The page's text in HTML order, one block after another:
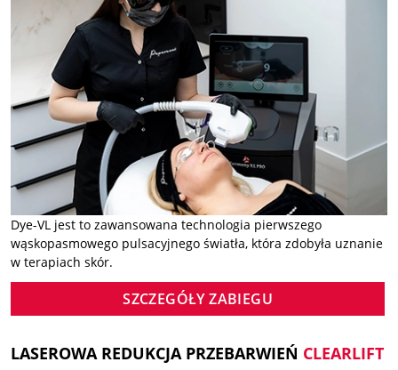
Dye-VL jest to zawansowana technologia pierwszego
wąskopasmowego pulsacyjnego światła, która zdobyła uznanie
w terapiach skór.
SZCZEGÓŁY ZABIEGU
LASEROWA REDUKCJA PRZEBARWIEŃ CLEARLIFT